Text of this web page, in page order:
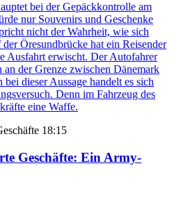
bei der Gepäckkontrolle am
nur Souvenirs und Geschenke
nicht der Wahrheit, wie sich
Öresundbrücke hat ein Reisender
Ausfahrt erwischt. Der Autofahrer
der Grenze zwischen Dänemark
dieser Aussage handelt es sich
Denn im Fahrzeug des
eine Waffe.
18:15
Geschäfte: Ein Army-